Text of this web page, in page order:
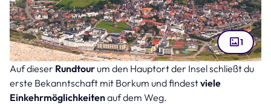
Blick über die Insel Borkum (Bild: neon.paco – stock.adobe.com )
1
Auf dieser Rundtour um den Hauptort der Insel schließt du
erste Bekanntschaft mit Borkum und findestviele
Einkehrmöglichkeitenauf dem Weg.